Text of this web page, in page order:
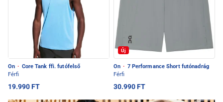
On · Core Tank ffi. futófelső
Férfi
19.990 FT
Új
On · 7 Performance Short futónadrág
Férfi
30.990 FT